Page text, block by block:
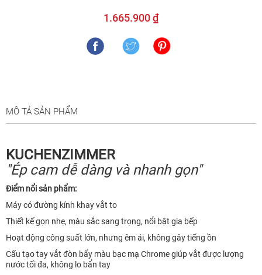
1.665.900 ₫
MÔ TẢ SẢN PHẨM
KUCHENZIMMER
"Ép cam dễ dàng và nhanh gọn"
Điểm nổi sản phẩm:
Máy có đường kính khay vắt to
Thiết kế gọn nhẹ, màu sắc sang trọng, nổi bật gia bếp
Hoạt động công suất lớn, nhưng êm ái, không gây tiếng ồn
Cấu tạo tay vắt đòn bẩy màu bạc mạ Chrome giúp vắt được lượng
nước tối đa, không lo bẩn tay